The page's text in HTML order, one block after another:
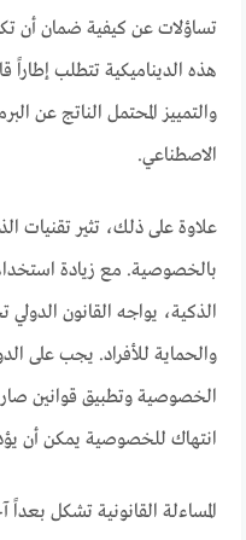
تساؤلات عن كيفية ضمان أن
هذه الديناميكية تتطلب إطاراً
والتمييز المحتمل الناتج عن
الاصطناعي.
علاوة على ذلك، تثير تقنيات
بالخصوصية. مع زيادة
الذكية، يواجه القانون
والحماية للأفراد. يجب على
الخصوصية وتطبيق قوانين
انتهاك للخصوصية يمكن أن
المساءلة القانونية تشكل